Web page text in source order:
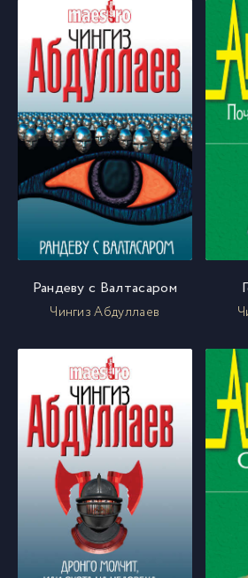
Рандеву с Валтасаром
Чингиз Абдуллаев